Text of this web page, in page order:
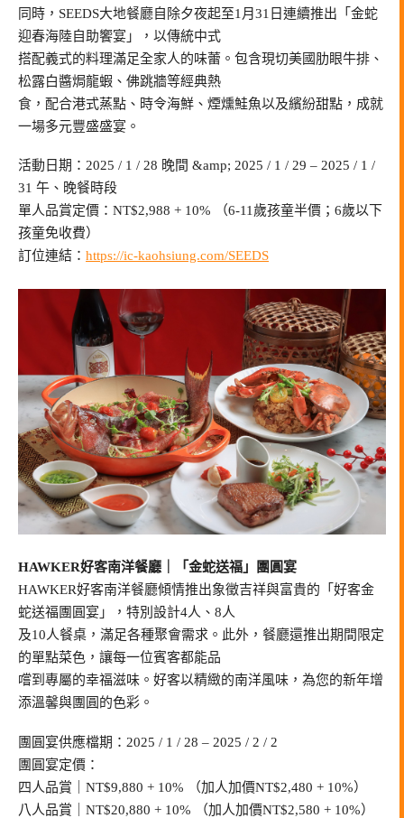
同時，SEEDS大地餐廳自除夕夜起至1月31日連續推出「金蛇
迎春海陸自助饗宴」，以傳統中式
搭配義式的料理滿足全家人的味蕾。包含現切美國肋眼牛排、
松露白醬焗龍蝦、佛跳牆等經典熱
食，配合港式蒸點、時令海鮮、煙燻鮭魚以及繽紛甜點，成就
一場多元豐盛盛宴。
活動日期：2025 / 1 / 28 晚間 &amp; 2025 / 1 / 29 – 2025 / 1 /
31 午、晚餐時段
單人品賞定價：NT$2,988 + 10% （6-11歲孩童半價；6歲以下
孩童免收費）
訂位連結： https://ic-kaohsiung.com/SEEDS
HAWKER好客南洋餐廳｜「金蛇送福」團圓宴
HAWKER好客南洋餐廳傾情推出象徵吉祥與富貴的「好客金
蛇送福團圓宴」，特別設計4人、8人
及10人餐桌，滿足各種聚會需求。此外，餐廳還推出期間限定
的單點菜色，讓每一位賓客都能品
嚐到專屬的幸福滋味。好客以精緻的南洋風味，為您的新年增
添溫馨與團圓的色彩。
團圓宴供應檔期：2025 / 1 / 28 – 2025 / 2 / 2
團圓宴定價：
四人品賞｜NT$9,880 + 10% （加人加價NT$2,480 + 10%）
八人品賞｜NT$20,880 + 10% （加人加價NT$2,580 + 10%）